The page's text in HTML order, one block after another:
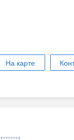
На карте